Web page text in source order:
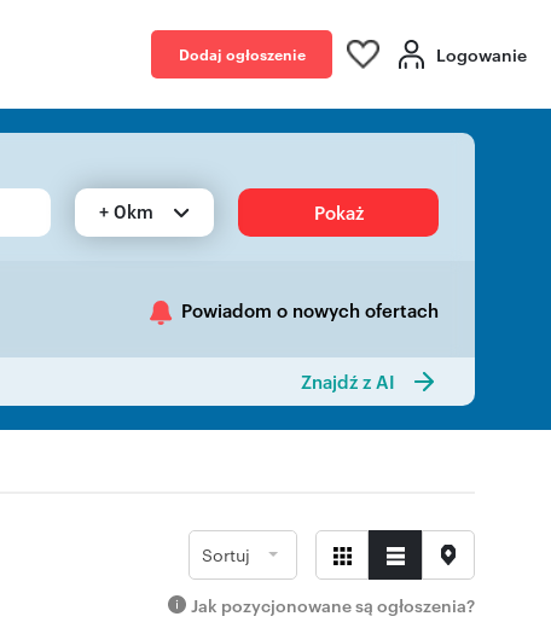
Dodaj ogłoszenie Logowanie
+ 0km Pokaż
Powiadom o nowych ofertach
Znajdź z AI
Sortuj
Jak pozycjonowane są ogłoszenia?